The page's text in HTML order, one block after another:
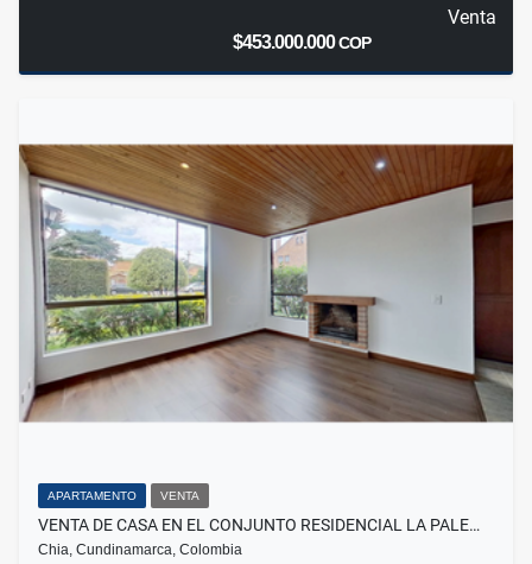
Venta
$453.000.000COP
APARTAMENTO VENTA
VENTA DE CASA EN EL CONJUNTO RESIDENCIAL LA PALE…
Chia, Cundinamarca, Colombia